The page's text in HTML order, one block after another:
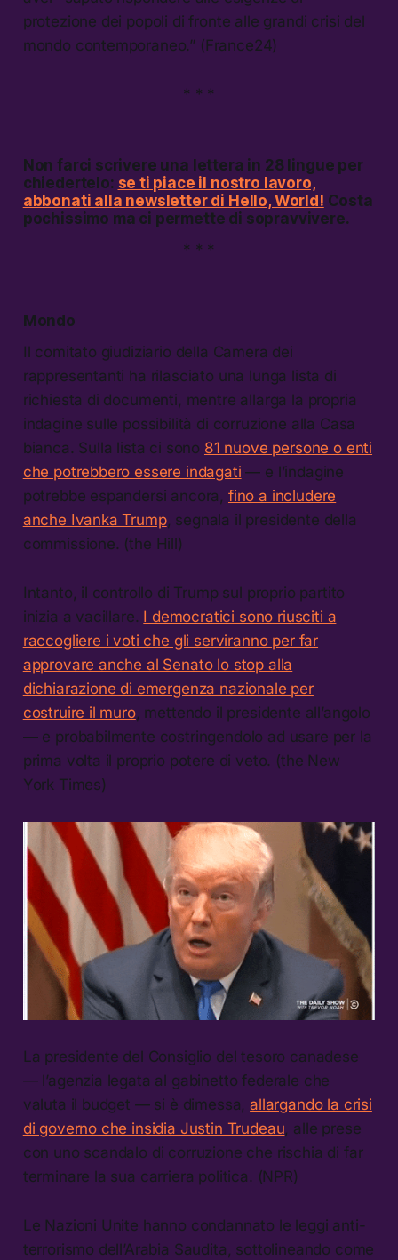
protezione dei popoli di fronte alle grandi crisi del
mondo contemporaneo.” (France24)
* * *
Non farci scrivere una lettera in 28 lingue per
chiedertelo: se ti piace il nostro lavoro,
abbonati alla newsletter di Hello, World! Costa
pochissimo ma ci permette di sopravvivere.
* * *
Mondo
Il comitato giudiziario della Camera dei
rappresentanti ha rilasciato una lunga lista di
richiesta di documenti, mentre allarga la propria
indagine sulle possibilità di corruzione alla Casa
bianca. Sulla lista ci sono 81 nuove persone o enti
che potrebbero essere indagati — e l’indagine
potrebbe espandersi ancora, fino a includere
anche Ivanka Trump, segnala il presidente della
commissione. (the Hill)
Intanto, il controllo di Trump sul proprio partito
inizia a vacillare. I democratici sono riusciti a
raccogliere i voti che gli serviranno per far
approvare anche al Senato lo stop alla
dichiarazione di emergenza nazionale per
costruire il muro, mettendo il presidente all’angolo
— e probabilmente costringendolo ad usare per la
prima volta il proprio potere di veto. (the New
York Times)
La presidente del Consiglio del tesoro canadese
— l’agenzia legata al gabinetto federale che
valuta il budget — si è dimessa,allargando la crisi
di governo che insidia Justin Trudeau, alle prese
con uno scandalo di corruzione che rischia di far
terminare la sua carriera politica. (NPR)
Le Nazioni Unite hanno condannato le leggi anti-
terrorismo dell’Arabia Saudita, sottolineando come